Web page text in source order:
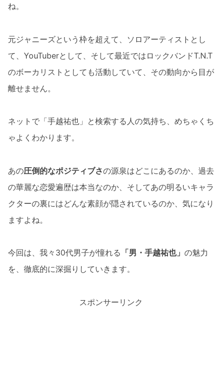
ね。
元ジャニーズという枠を超えて、ソロアーティストとし
て、YouTuberとして、そして最近ではロックバンドT.N.T
のボーカリストとしても活動していて、その動向から目が
離せません。
ネットで「手越祐也」と検索する人の気持ち、めちゃくち
ゃよくわかります。
あの圧倒的なポジティブさの源泉はどこにあるのか、過去
の華麗な恋愛遍歴は本当なのか、そしてあの明るいキャラ
クターの裏にはどんな素顔が隠されているのか、気になり
ますよね。
今回は、我々30代男子が憧れる 「男・手越祐也」 の魅力
を、徹底的に深掘りしていきます。
スポンサーリンク